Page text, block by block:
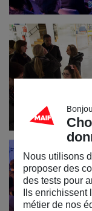
Nous utilisons
proposer des
des tests pour
Ils
métier de nos